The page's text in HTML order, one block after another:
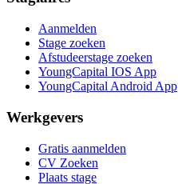
Aanmelden
Stage zoeken
Afstudeerstage zoeken
YoungCapital IOS App
YoungCapital Android App
Werkgevers
Gratis aanmelden
CV Zoeken
Plaats stage